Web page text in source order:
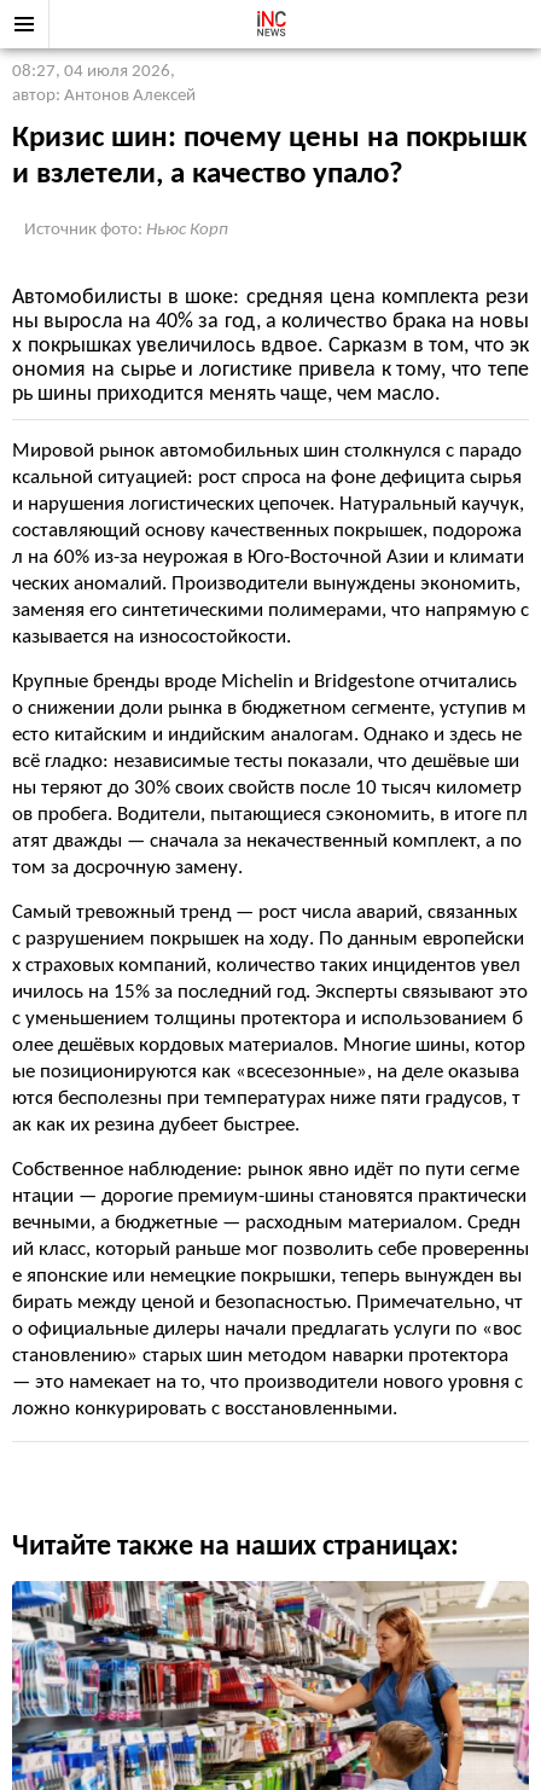
08:27, 04 июля 2026,
автор: Антонов Алексей
Кризис шин: почему цены на покрышк
и взлетели, а качество упало?
Источник фото: Ньюс Корп
Автомобилисты в шоке: средняя цена комплекта рези
ны выросла на 40% за год, а количество брака на новы
х покрышках увеличилось вдвое. Сарказм в том, что эк
ономия на сырье и логистике привела к тому, что тепе
рь шины приходится менять чаще, чем масло.
Мировой рынок автомобильных шин столкнулся с парадо
ксальной ситуацией: рост спроса на фоне дефицита сырья
и нарушения логистических цепочек. Натуральный каучук,
составляющий основу качественных покрышек, подорожа
л на 60% из-за неурожая в Юго-Восточной Азии и климати
ческих аномалий. Производители вынуждены экономить,
заменяя его синтетическими полимерами, что напрямую с
казывается на износостойкости.
Крупные бренды вроде Michelin и Bridgestone отчитались
о снижении доли рынка в бюджетном сегменте, уступив м
есто китайским и индийским аналогам. Однако и здесь не
всё гладко: независимые тесты показали, что дешёвые ши
ны теряют до 30% своих свойств после 10 тысяч километр
ов пробега. Водители, пытающиеся сэкономить, в итоге пл
атят дважды — сначала за некачественный комплект, а по
том за досрочную замену.
Самый тревожный тренд — рост числа аварий, связанных
с разрушением покрышек на ходу. По данным европейски
х страховых компаний, количество таких инцидентов увел
ичилось на 15% за последний год. Эксперты связывают это
с уменьшением толщины протектора и использованием б
олее дешёвых кордовых материалов. Многие шины, котор
ые позиционируются как «всесезонные», на деле оказыва
ются бесполезны при температурах ниже пяти градусов, т
ак как их резина дубеет быстрее.
Собственное наблюдение: рынок явно идёт по пути сегме
нтации — дорогие премиум-шины становятся практически
вечными, а бюджетные — расходным материалом. Средн
ий класс, который раньше мог позволить себе проверенны
е японские или немецкие покрышки, теперь вынужден вы
бирать между ценой и безопасностью. Примечательно, чт
о официальные дилеры начали предлагать услуги по «вос
становлению» старых шин методом наварки протектора
— это намекает на то, что производители нового уровня с
ложно конкурировать с восстановленными.
Читайте также на наших страницах: